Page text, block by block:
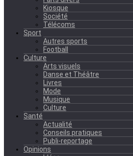
Kiosque
Société
Télécoms
Sport
Autres sports
Football
Culture
Arts visuels
Danse et Théâtre
Livres
Mode
Musique
Culture
Santé
Actualité
Conseils pratiques
Publi-reportage
Opinions